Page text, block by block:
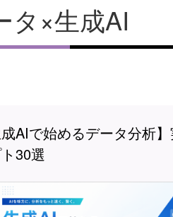
タ×生成AI
成AIで始めるデータ分析
30選